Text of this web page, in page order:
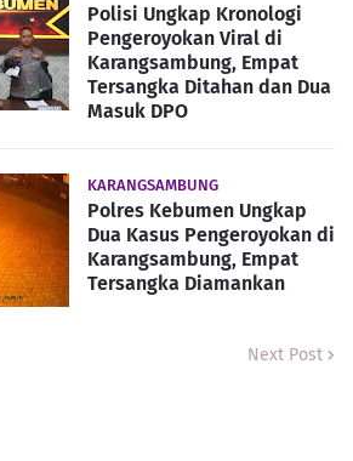
Polisi Ungkap Kronologi
Pengeroyokan Viral di
Karangsambung, Empat
Tersangka Ditahan dan Dua
Masuk DPO
KARANGSAMBUNG
Polres Kebumen Ungkap
Dua Kasus Pengeroyokan di
Karangsambung, Empat
Tersangka Diamankan
Next Post